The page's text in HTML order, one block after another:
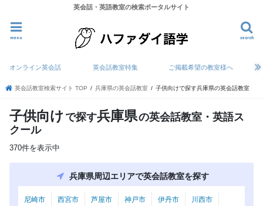
英会話・英語教室の検索ポータルサイト
search
menu
オンライン英会話 英会話教室特集 ご掲載希望の教室様へ
英会話教室検索サイト TOP 兵庫県の英会話教室 子供向けで探す兵庫県の英会話教室
子供向け で探す兵庫県の英会話教室・英語ス
クール
370件を表示中
兵庫県周辺エリアで英会話教室を探す
尼崎市 西宮市 芦屋市 神戸市 伊丹市
川西市